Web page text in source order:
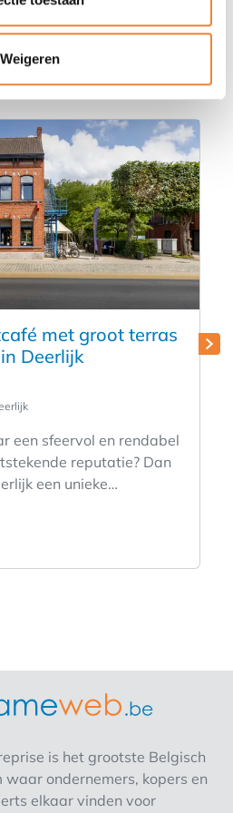
Weigeren
deze advertenties
met groot terras
Deerlijk
een sfeervol en rendabel
reputatie? Dan
een unieke
tot een vaste
volledig instapklaar en
grillplaat, inox
koelcel en alle nodige
is het grootste Belgisch
ondernemers, kopers en
elkaar vinden voor